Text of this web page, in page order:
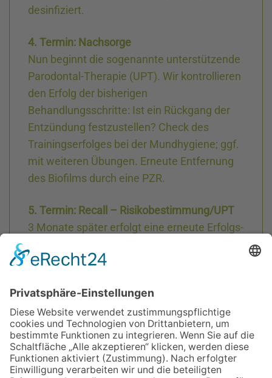
desinfiziert.
4. Termin: Nachsorge
Nun beginnt die sogenannte unterstützende
Parodontal-Therapie (UPT). Wir kontrollieren
den Erfolg der bisherigen
Behandlungsschritte: Ist ein Rückgang der
Entzündung festzustellen? Check des
Trainings­erfolges bei der Mundhygiene; ggf.
mit weiteren Übungen. Erneute Entfernung
des Biofilms durch eine PZR.
5. Termin: Recall – Risiko­bestimmung/UPT
3 Monate später erfolgt eine erneute Erfolgs­
der Entzündung? Wir überprüfen den
zusätzlich eine chirurgische (regenerative
oder resektive) Behandlung erforderlich ist.
Erneut entfernen wir den Biofilm im Rahmen
einer PZR. Abschließend erheben wir
bestimmte Indizes, um das individuelle